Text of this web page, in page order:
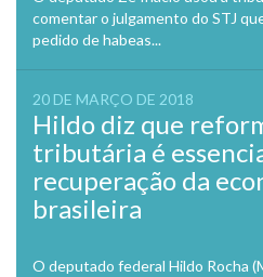
comentar o julgamento do STJ
pedido de habeas...
20 DE MARÇO DE 2018
Hildo diz que
tributária é
recuperação da
brasileira
O deputado federal Hildo Rocha